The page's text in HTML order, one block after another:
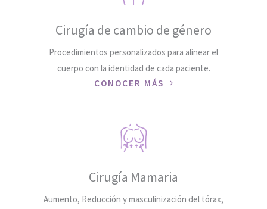
la confianza en sí mismos.
QUIERO UNA CITA
Cirugía de cambio de género
Procedimientos personalizados para alinear el
cuerpo con la identidad de cada paciente.
CONOCER MÁS
Cirugía Mamaria
Aumento, Reducción y masculinización del tórax,